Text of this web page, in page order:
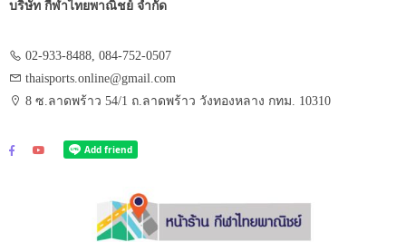
บริษัท กีฬาไทยพาณิชย์ จำกัด
02-933-8488, 084-752-0507
thaisports.online@gmail.com
8 ซ.ลาดพร้าว 54/1 ถ.ลาดพร้าว วังทองหลาง กทม. 10310